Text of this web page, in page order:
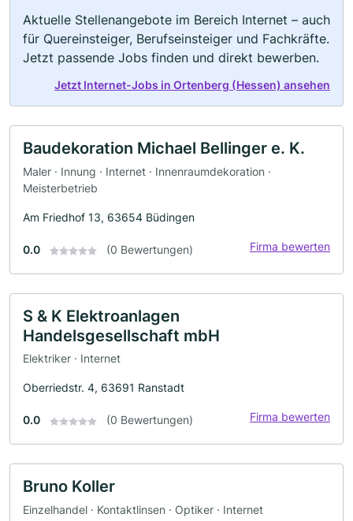
Aktuelle Stellenangebote im Bereich Internet – auch
für Quereinsteiger, Berufseinsteiger und Fachkräfte.
Jetzt passende Jobs finden und direkt bewerben.
Jetzt Internet-Jobs in Ortenberg (Hessen) ansehen
Baudekoration Michael Bellinger e. K.
Maler · Innung · Internet · Innenraumdekoration ·
Meisterbetrieb
Am Friedhof 13, 63654 Büdingen
0.0 (0 Bewertungen) Firma bewerten
S & K Elektroanlagen
Handelsgesellschaft mbH
Elektriker · Internet
Oberriedstr. 4, 63691 Ranstadt
0.0 (0 Bewertungen) Firma bewerten
Bruno Koller
Einzelhandel · Kontaktlinsen · Optiker · Internet